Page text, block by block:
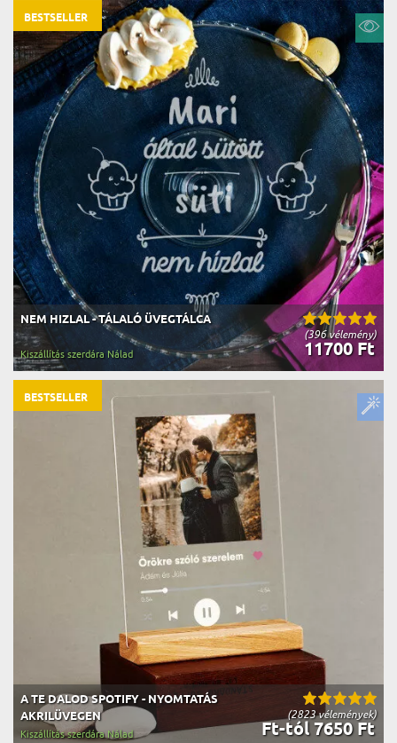
(396 vélemény)
NEM HIZLAL - TÁLALÓ ÜVEGTÁLCA
11700 Ft
Kiszállítás szerdára Nálad
BESTSELLER
(2823 vélemények)
A TE DALOD SPOTIFY - NYOMTATÁS
AKRILÜVEGEN
Ft-tól 7650 Ft
Kiszállítás szerdára Nálad
BESTSELLER